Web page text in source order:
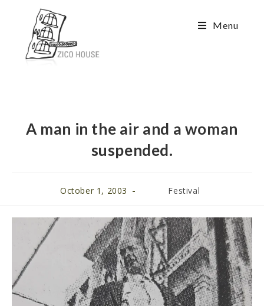
Menu
A man in the air and a woman
suspended.
October 1, 2003 Festival